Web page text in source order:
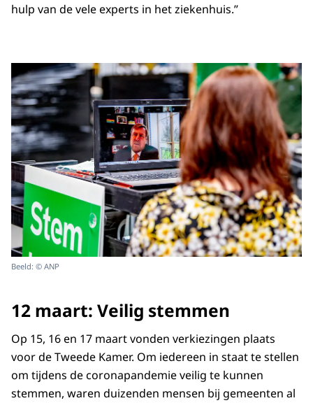
hulp van de vele experts in het ziekenhuis.”
Beeld: © ANP
12 maart: Veilig stemmen
Op 15, 16 en 17 maart vonden verkiezingen plaats
voor de Tweede Kamer. Om iedereen in staat te stellen
om tijdens de coronapandemie veilig te kunnen
stemmen, waren duizenden mensen bij gemeenten al